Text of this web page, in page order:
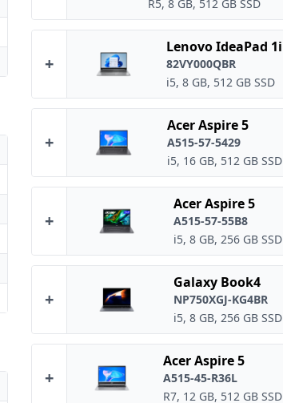
R5, 8 GB, 512 GB SSD
+
Lenovo IdeaPad 1i
82VY000QBR
i5, 8 GB, 512 GB SSD
+
Acer Aspire 5
A515-57-5429
i5, 16 GB, 512 GB SSD
+
Acer Aspire 5
A515-57-55B8
i5, 8 GB, 256 GB SSD
+
Galaxy Book4
NP750XGJ-KG4BR
i5, 8 GB, 256 GB SSD
+
Acer Aspire 5
A515-45-R36L
R7, 12 GB, 512 GB SSD